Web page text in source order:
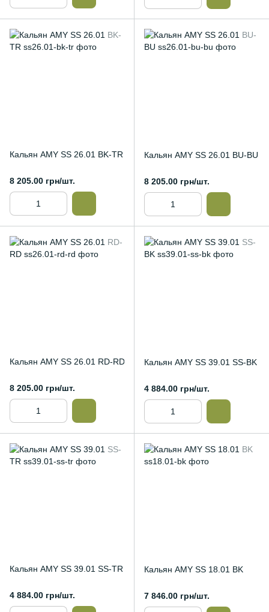
Кальян AMY SS 26.01 BK-TR
8 205.00 грн/шт.
Кальян AMY SS 26.01 BU-BU
8 205.00 грн/шт.
Кальян AMY SS 26.01 RD-RD
8 205.00 грн/шт.
Кальян AMY SS 39.01 SS-BK
4 884.00 грн/шт.
Кальян AMY SS 39.01 SS-TR
4 884.00 грн/шт.
Кальян AMY SS 18.01 BK
7 846.00 грн/шт.